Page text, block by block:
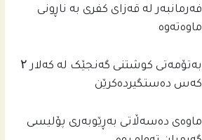
فه‌رمانبه‌ر له‌ قه‌زاى كفرى به‌ ناڕونى
ماوه‌ته‌وه‌
بەتۆمەتی کوشتنی گەنجێک لە کەلار ۲
کەس دەستگیردەکرێن
ماوەی دەسەڵاتی بەڕێوبەری پۆلیسی